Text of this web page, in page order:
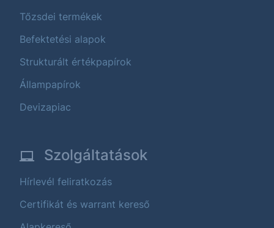
Tőzsdei termékek
Befektetési alapok
Strukturált értékpapírok
Állampapírok
Devizapiac
Szolgáltatások
Hírlevél feliratkozás
Certifikát és warrant kereső